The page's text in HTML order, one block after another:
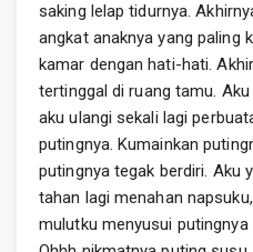
saking lelap tidurnya.
angkat anaknya yang paling
kamar dengan hati-hati.
tertinggal di ruang tamu.
aku ulangi sekali lagi
putingnya. Kumainkan
putingnya tegak berdiri. Aku
tahan lagi menahan
mulutku menyusui